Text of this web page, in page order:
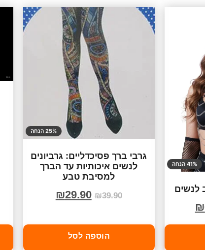
41% הנחה
לנשים
₪
25% הנחה
גרבי ברך פסיכדליים: גרביונים
לנשים איכותיות עד הברך
למסיבת טבע
₪39.90
₪29.90
הוספה לסל